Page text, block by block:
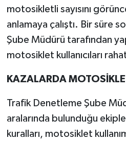
motosikletli sayısını
anlamaya çalıştı. Bir süre
Şube Müdürü tarafından
motosiklet kullanıcıları
KAZALARDA
Trafik Denetleme Şube
aralarında bulunduğu
kuralları, motosiklet